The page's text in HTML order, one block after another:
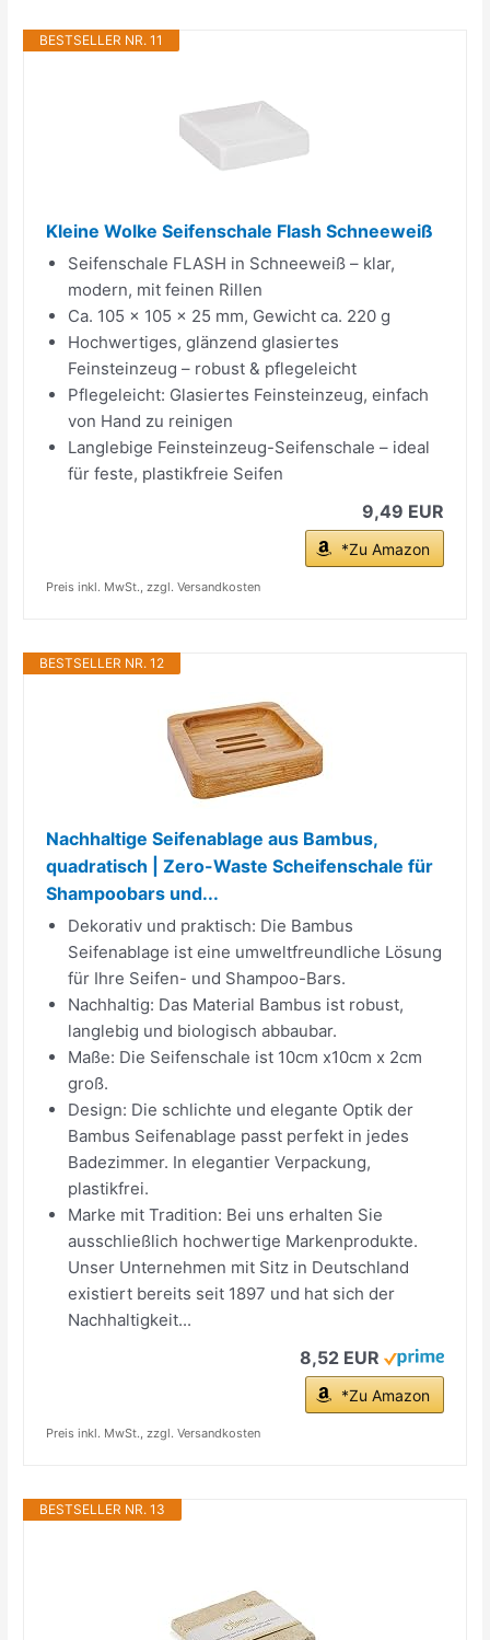
BESTSELLER NR. 11
Kleine Wolke Seifenschale Flash Schneeweiß
Seifenschale FLASH in Schneeweiß – klar,
modern, mit feinen Rillen
Ca. 105 x 105 x 25 mm, Gewicht ca. 220 g
Hochwertiges, glänzend glasiertes
Feinsteinzeug – robust & pflegeleicht
Pflegeleicht: Glasiertes Feinsteinzeug, einfach
von Hand zu reinigen
Langlebige Feinsteinzeug-Seifenschale – ideal
für feste, plastikfreie Seifen
9,49 EUR
*Zu Amazon
Preis inkl. MwSt., zzgl. Versandkosten
BESTSELLER NR. 12
Nachhaltige Seifenablage aus Bambus,
quadratisch | Zero-Waste Scheifenschale für
Shampoobars und...
Dekorativ und praktisch: Die Bambus
Seifenablage ist eine umweltfreundliche Lösung
für Ihre Seifen- und Shampoo-Bars.
Nachhaltig: Das Material Bambus ist robust,
langlebig und biologisch abbaubar.
Maße: Die Seifenschale ist 10cm x10cm x 2cm
groß.
Design: Die schlichte und elegante Optik der
Bambus Seifenablage passt perfekt in jedes
Badezimmer. In elegantier Verpackung,
plastikfrei.
Marke mit Tradition: Bei uns erhalten Sie
ausschließlich hochwertige Markenprodukte.
Unser Unternehmen mit Sitz in Deutschland
existiert bereits seit 1897 und hat sich der
Nachhaltigkeit...
8,52 EUR
*Zu Amazon
Preis inkl. MwSt., zzgl. Versandkosten
BESTSELLER NR. 13